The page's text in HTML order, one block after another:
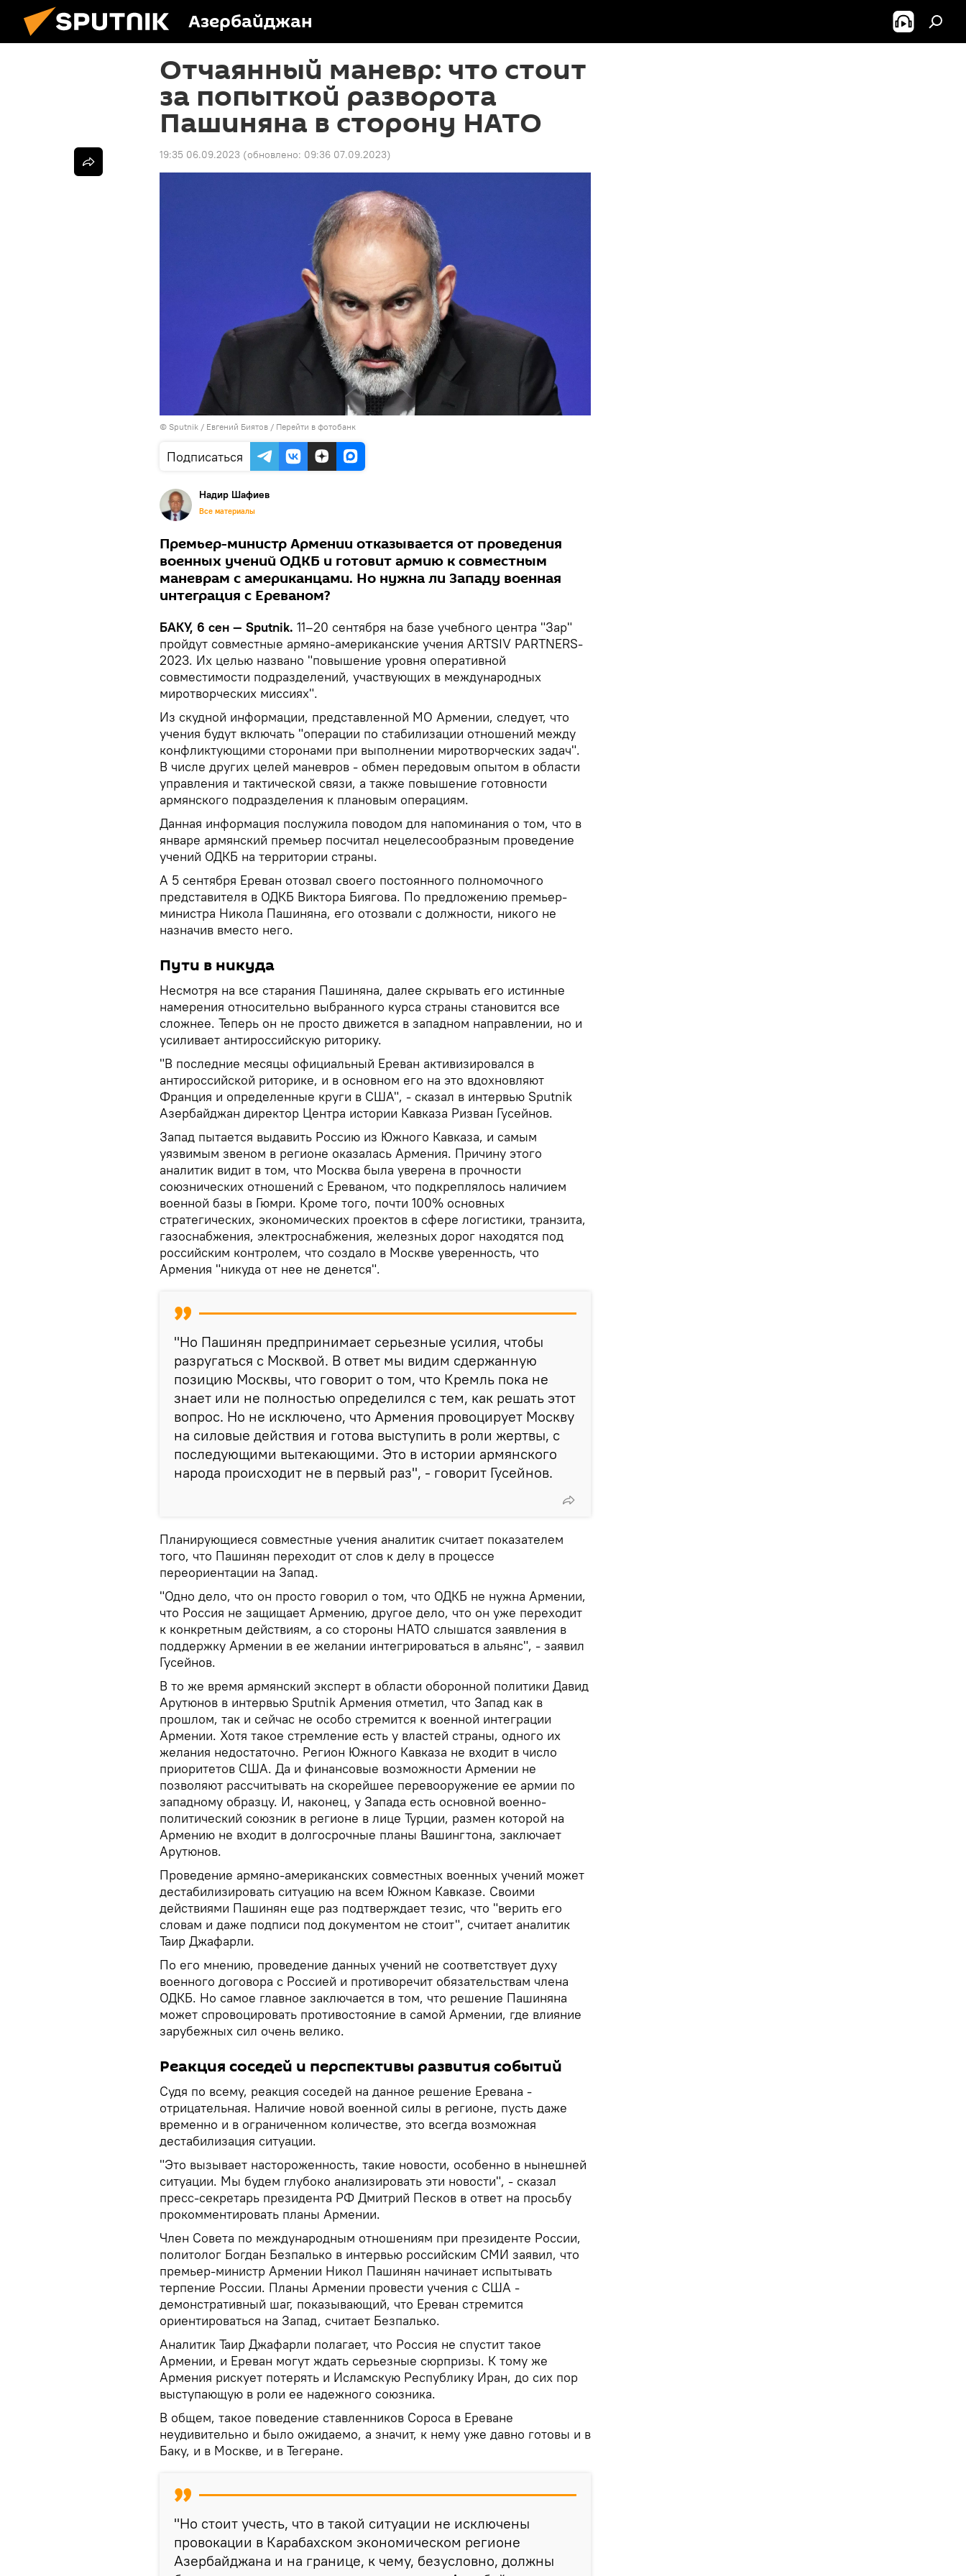
Азербайджан
Отчаянный маневр: что стоит
за попыткой разворота
Пашиняна в сторону НАТО
19:35 06.09.2023 (обновлено: 09:36 07.09.2023)
© Sputnik / Евгений Биятов / Перейти в фотобанк
Подписаться
Надир Шафиев
Все материалы
Премьер-министр Армении отказывается от проведения
военных учений ОДКБ и готовит армию к совместным
маневрам с американцами. Но нужна ли Западу военная
интеграция с Ереваном?
БАКУ, 6 сен — Sputnik. 11–20 сентября на базе учебного центра "Зар"
пройдут совместные армяно-американские учения ARTSIV PARTNERS-
2023. Их целью названо "повышение уровня оперативной
совместимости подразделений, участвующих в международных
миротворческих миссиях".
Из скудной информации, представленной МО Армении, следует, что
учения будут включать "операции по стабилизации отношений между
конфликтующими сторонами при выполнении миротворческих задач".
В числе других целей маневров - обмен передовым опытом в области
управления и тактической связи, а также повышение готовности
армянского подразделения к плановым операциям.
Данная информация послужила поводом для напоминания о том, что в
январе армянский премьер посчитал нецелесообразным проведение
учений ОДКБ на территории страны.
А 5 сентября Ереван отозвал своего постоянного полномочного
представителя в ОДКБ Виктора Биягова. По предложению премьер-
министра Никола Пашиняна, его отозвали с должности, никого не
назначив вместо него.
Пути в никуда
Несмотря на все старания Пашиняна, далее скрывать его истинные
намерения относительно выбранного курса страны становится все
сложнее. Теперь он не просто движется в западном направлении, но и
усиливает антироссийскую риторику.
"В последние месяцы официальный Ереван активизировался в
антироссийской риторике, и в основном его на это вдохновляют
Франция и определенные круги в США", - сказал в интервью Sputnik
Азербайджан директор Центра истории Кавказа Ризван Гусейнов.
Запад пытается выдавить Россию из Южного Кавказа, и самым
уязвимым звеном в регионе оказалась Армения. Причину этого
аналитик видит в том, что Москва была уверена в прочности
союзнических отношений с Ереваном, что подкреплялось наличием
военной базы в Гюмри. Кроме того, почти 100% основных
стратегических, экономических проектов в сфере логистики, транзита,
газоснабжения, электроснабжения, железных дорог находятся под
российским контролем, что создало в Москве уверенность, что
Армения "никуда от нее не денется".
"Но Пашинян предпринимает серьезные усилия, чтобы
разругаться с Москвой. В ответ мы видим сдержанную
позицию Москвы, что говорит о том, что Кремль пока не
знает или не полностью определился с тем, как решать этот
вопрос. Но не исключено, что Армения провоцирует Москву
на силовые действия и готова выступить в роли жертвы, с
последующими вытекающими. Это в истории армянского
народа происходит не в первый раз", - говорит Гусейнов.
Планирующиеся совместные учения аналитик считает показателем
того, что Пашинян переходит от слов к делу в процессе
переориентации на Запад.
"Одно дело, что он просто говорил о том, что ОДКБ не нужна Армении,
что Россия не защищает Армению, другое дело, что он уже переходит
к конкретным действиям, а со стороны НАТО слышатся заявления в
поддержку Армении в ее желании интегрироваться в альянс", - заявил
Гусейнов.
В то же время армянский эксперт в области оборонной политики Давид
Арутюнов в интервью Sputnik Армения отметил, что Запад как в
прошлом, так и сейчас не особо стремится к военной интеграции
Армении. Хотя такое стремление есть у властей страны, одного их
желания недостаточно. Регион Южного Кавказа не входит в число
приоритетов США. Да и финансовые возможности Армении не
позволяют рассчитывать на скорейшее перевооружение ее армии по
западному образцу. И, наконец, у Запада есть основной военно-
политический союзник в регионе в лице Турции, размен которой на
Армению не входит в долгосрочные планы Вашингтона, заключает
Арутюнов.
Проведение армяно-американских совместных военных учений может
дестабилизировать ситуацию на всем Южном Кавказе. Своими
действиями Пашинян еще раз подтверждает тезис, что "верить его
словам и даже подписи под документом не стоит", считает аналитик
Таир Джафарли.
По его мнению, проведение данных учений не соответствует духу
военного договора с Россией и противоречит обязательствам члена
ОДКБ. Но самое главное заключается в том, что решение Пашиняна
может спровоцировать противостояние в самой Армении, где влияние
зарубежных сил очень велико.
Реакция соседей и перспективы развития событий
Судя по всему, реакция соседей на данное решение Еревана -
отрицательная. Наличие новой военной силы в регионе, пусть даже
временно и в ограниченном количестве, это всегда возможная
дестабилизация ситуации.
"Это вызывает настороженность, такие новости, особенно в нынешней
ситуации. Мы будем глубоко анализировать эти новости", - сказал
пресс-секретарь президента РФ Дмитрий Песков в ответ на просьбу
прокомментировать планы Армении.
Член Совета по международным отношениям при президенте России,
политолог Богдан Безпалько в интервью российским СМИ заявил, что
премьер-министр Армении Никол Пашинян начинает испытывать
терпение России. Планы Армении провести учения с США -
демонстративный шаг, показывающий, что Ереван стремится
ориентироваться на Запад, считает Безпалько.
Аналитик Таир Джафарли полагает, что Россия не спустит такое
Армении, и Ереван могут ждать серьезные сюрпризы. К тому же
Армения рискует потерять и Исламскую Республику Иран, до сих пор
выступающую в роли ее надежного союзника.
В общем, такое поведение ставленников Сороса в Ереване
неудивительно и было ожидаемо, а значит, к нему уже давно готовы и в
Баку, и в Москве, и в Тегеране.
"Но стоит учесть, что в такой ситуации не исключены
провокации в Карабахском экономическом регионе
Азербайджана и на границе, к чему, безусловно, должны